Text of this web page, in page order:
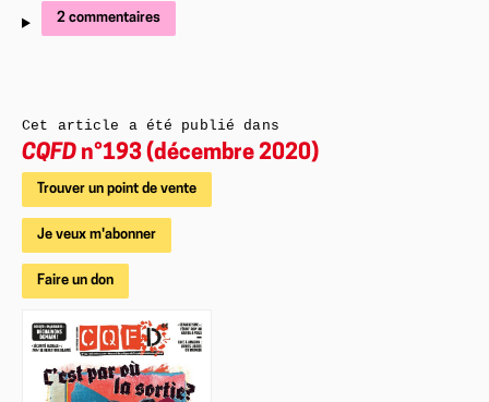
2 commentaires
Cet article a été publié dans
CQFD n°193 (décembre 2020)
Trouver un point de vente
Je veux m'abonner
Faire un don